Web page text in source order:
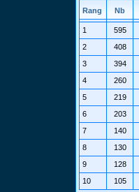
Rang Nb
1 595
2
408
3
394
4
260
5
219
6
203
7
140
8
130
9
128
10
105